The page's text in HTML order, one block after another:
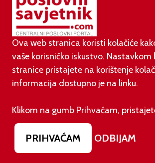
Prezime
Kontakt telefon
Poštanska adresa
Grad*
Ova web stranica koristi kolačiće
vaše korisničko iskustvo. Nastavkom
stranice pristajete na korištenje
informacija dostupno je na linku.
Klikom na gumb Prihvaćam,
PRIHVAĆAM ODBIJAM